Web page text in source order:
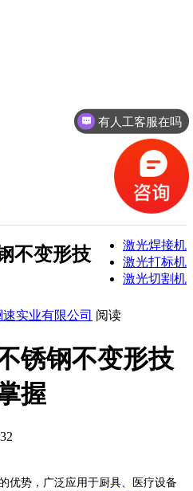
激光焊接机
激光打标机
激光切割机
不变形技
实业有限公司 阅读
锈钢不变形技
握
优势，广泛应用于厨具、医疗设备
有人工客服在吗